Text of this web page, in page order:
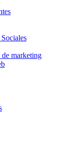
de marketing